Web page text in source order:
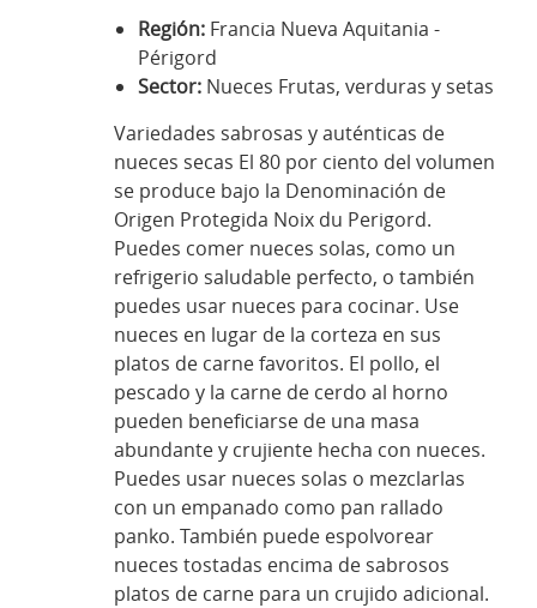
Región: Francia Nueva Aquitania -
Périgord
Sector: Nueces Frutas, verduras y setas
Variedades sabrosas y auténticas de
nueces secas El 80 por ciento del volumen
se produce bajo la Denominación de
Origen Protegida Noix du Perigord.
Puedes comer nueces solas, como un
refrigerio saludable perfecto, o también
puedes usar nueces para cocinar. Use
nueces en lugar de la corteza en sus
platos de carne favoritos. El pollo, el
pescado y la carne de cerdo al horno
pueden beneficiarse de una masa
abundante y crujiente hecha con nueces.
Puedes usar nueces solas o mezclarlas
con un empanado como pan rallado
panko. También puede espolvorear
nueces tostadas encima de sabrosos
platos de carne para un crujido adicional.